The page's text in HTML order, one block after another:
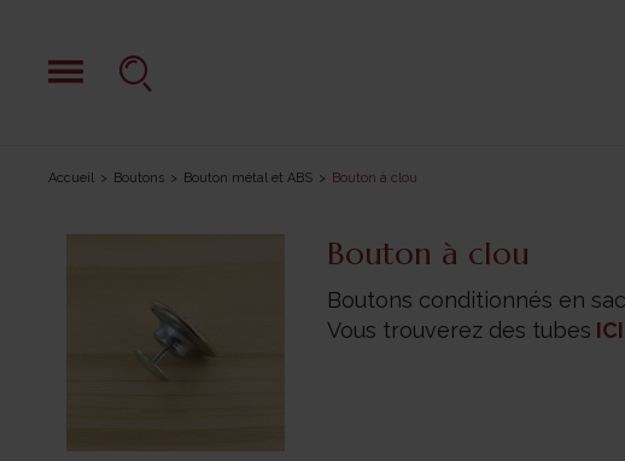
Accueil Boutons Bouton métal et ABS Bouton à clou
Bouton à clou
Boutons conditionnés en
Vous trouverez des tubes ICI